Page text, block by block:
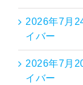
2026年7月
イバー
2026年7月
イバー